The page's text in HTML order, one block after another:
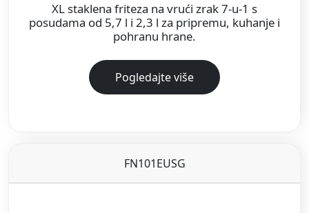
XL staklena friteza na vrući zrak 7-u-1 s
posudama od 5,7 l i 2,3 l za pripremu, kuhanje i
pohranu hrane.
Pogledajte više
FN101EUSG